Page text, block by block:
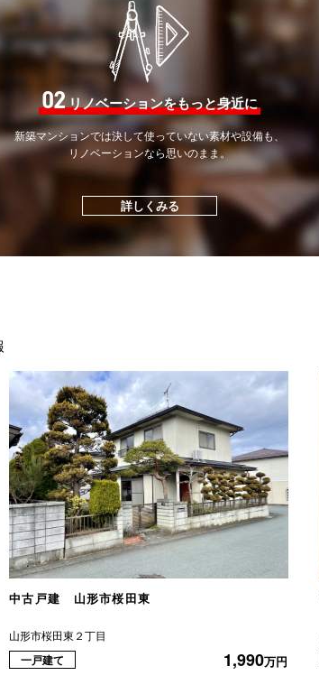
02リノベーションをもっと身近に
新築マンションでは決して使っていない素材や設備も、
リノベーションなら思いのまま。
詳しくみる
中古戸建 山形市桜田東
山形市桜田東２丁目
一戸建て 1,990万円